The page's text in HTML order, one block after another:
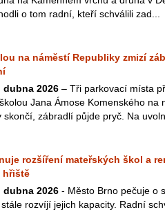
o tom radní, kteří schválili zad...
na náměstí Republiky zmizí
dubna 2026 – Tři parkovací místa
Jana Ámose Komenského na
skončí, zábradlí půjde pryč. Na
rozšíření mateřských škol a
hřiště
dubna 2026 - Město Brno pečuje o
rozvíjí jejich kapacity. Radní